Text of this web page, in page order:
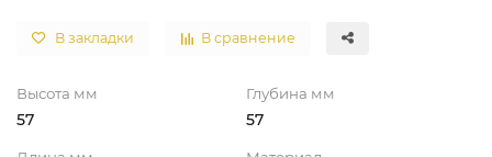
В закладки В сравнение
Высота мм
57
Глубина мм
57